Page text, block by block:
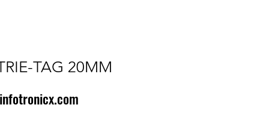
TAG 20MM